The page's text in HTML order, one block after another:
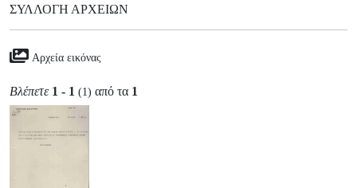
ΣΥΛΛΟΓΉ ΑΡΧΕΊΩΝ
Αρχεία εικόνας
Βλέπετε 1 - 1 (1) από τα 1